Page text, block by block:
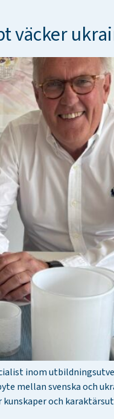
väcker
inom
mellan svenska och
och